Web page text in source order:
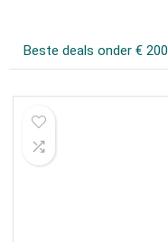
Beste deals onder € 200